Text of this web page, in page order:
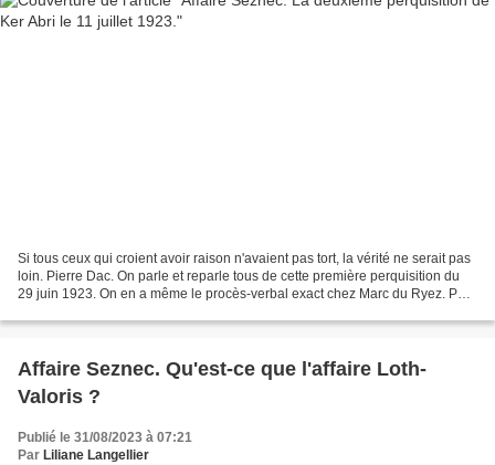
Si tous ceux qui croient avoir raison n'avaient pas tort, la vérité ne serait pas
loin. Pierre Dac. On parle et reparle tous de cette première perquisition du
29 juin 1923. On en a même le procès-verbal exact chez Marc du Ryez. Peu
Affaire Seznec. Qu'est-ce que l'affaire Loth-
Valoris ?
Publié le 31/08/2023 à 07:21
Par Liliane Langellier